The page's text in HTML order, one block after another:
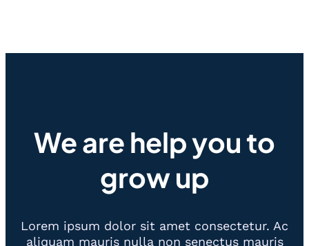
We are help you to
grow up
Lorem ipsum dolor sit amet consectetur. Ac
aliquam mauris nulla non senectus mauris